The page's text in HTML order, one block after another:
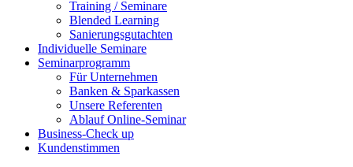
Training / Seminare
Blended Learning
Sanierungs­gutachten
Individuelle Seminare
Seminarprogramm
Für Unternehmen
Banken & Sparkassen
Unsere Referenten
Ablauf Online-Seminar
Business-Check up
Kundenstimmen